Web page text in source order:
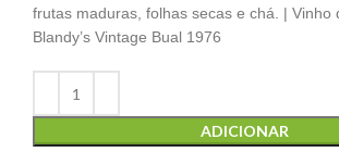
frutas maduras, folhas secas e chá. | Vinho
Blandy’s Vintage Bual 1976
ADICIONAR